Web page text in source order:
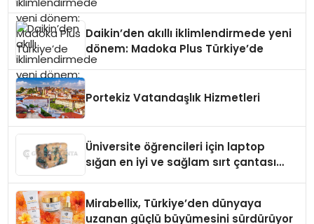
Daikin’den akıllı iklimlendirmede yeni
dönem: Madoka Plus Türkiye’de
Portekiz Vatandaşlık Hizmetleri
Üniversite öğrencileri için laptop
sığan en iyi ve sağlam sırt çantası
Mirabellix, Türkiye’den dünyaya
uzanan güçlü büyümesini sürdürüyor